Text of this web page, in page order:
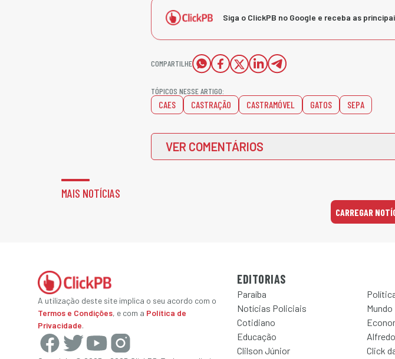
Siga o ClickPB no Google e receba as
COMPARTILHE
TÓPICOS NESSE ARTIGO:
CAES CASTRAÇÃO CASTRAMÓVEL GATOS SEPA
VER COMENTÁRIOS
MAIS NOTÍCIAS
CARREGAR
A utilização deste site implica o seu acordo com o
Termos e Condições, e com a Política de
Privacidade.
EDITORIAS
Paraíba
Notícias Policiais
Mundo
Cotidiano
Educação
Clilson Júnior
Click